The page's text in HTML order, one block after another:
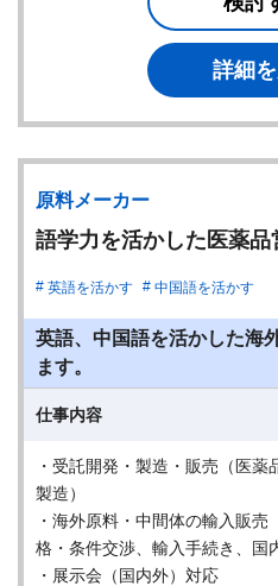
詳細
原料メーカー
語学力を活かした医薬品
英語を活かす 中国語を活かす
英語、中国語を活かした海
ます。
仕事内容
・受託開発・製造・販売（医薬
製造）
・海外原料・中間体の輸入販
格・条件交渉、輸入手続き、
・展示会（国内外）対応